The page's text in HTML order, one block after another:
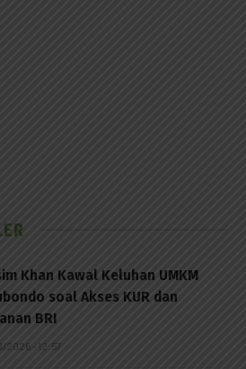
Khan Kawal Keluhan UMKM
soal Akses KUR dan
BRI
2026 - 12:57